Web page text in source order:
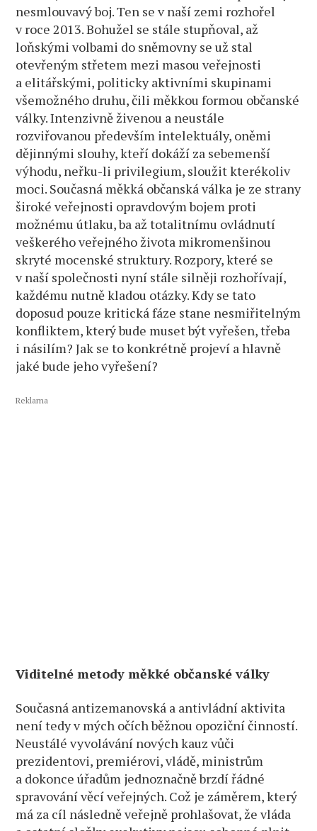
nesmlouvavý boj. Ten se v naší zemi rozhořel
v roce 2013. Bohužel se stále stupňoval, až
loňskými volbami do sněmovny se už stal
otevřeným střetem mezi masou veřejnosti
a elitářskými, politicky aktivními skupinami
všemožného druhu, čili měkkou formou občanské
války. Intenzivně živenou a neustále
rozviřovanou především intelektuály, oněmi
dějinnými slouhy, kteří dokáží za sebemenší
výhodu, neřku-li privilegium, sloužit kterékoliv
moci. Současná měkká občanská válka je ze strany
široké veřejnosti opravdovým bojem proti
možnému útlaku, ba až totalitnímu ovládnutí
veškerého veřejného života mikromenšinou
skryté mocenské struktury. Rozpory, které se
v naší společnosti nyní stále silněji rozhořívají,
každému nutně kladou otázky. Kdy se tato
doposud pouze kritická fáze stane nesmiřitelným
konfliktem, který bude muset být vyřešen, třeba
i násilím? Jak se to konkrétně projeví a hlavně
jaké bude jeho vyřešení?
Reklama
Viditelné metody měkké občanské války
Současná antizemanovská a antivládní aktivita
není tedy v mých očích běžnou opoziční činností.
Neustálé vyvolávání nových kauz vůči
prezidentovi, premiérovi, vládě, ministrům
a dokonce úřadům jednoznačně brzdí řádné
spravování věcí veřejných. Což je záměrem, který
má za cíl následně veřejně prohlašovat, že vláda